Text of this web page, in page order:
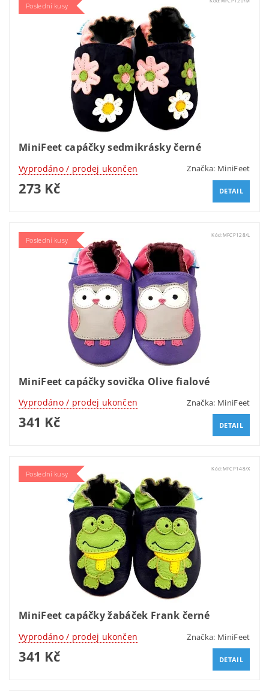
Poslední kusy
MiniFeet capáčky sedmikrásky černé
Vyprodáno / prodej ukončen Značka: MiniFeet
273 Kč DETAIL
Poslední kusy
Kód: MFCP128/L
MiniFeet capáčky sovička Olive fialové
Vyprodáno / prodej ukončen Značka: MiniFeet
341 Kč DETAIL
Poslední kusy
Kód:MFCP148/X
MiniFeet capáčky žabáček Frank černé
Vyprodáno / prodej ukončen Značka: MiniFeet
341 Kč DETAIL